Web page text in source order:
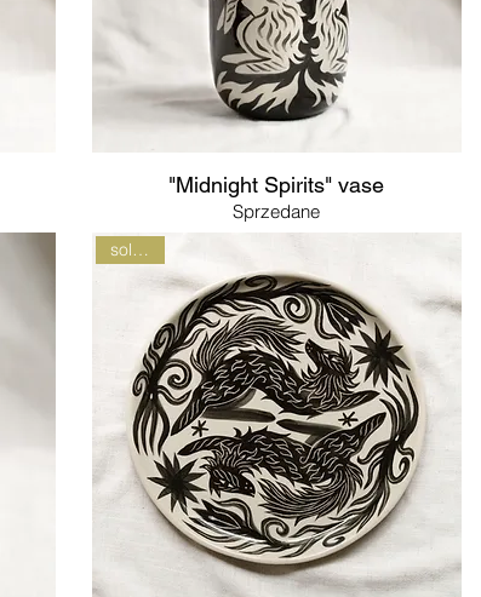
"Midnight Spirits" vase
Sprzedane
sold out